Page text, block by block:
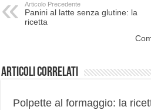
Articolo Precedente
Panini al latte senza glutine: la
ricetta
Articoli correlati
Polpette al formaggio: la